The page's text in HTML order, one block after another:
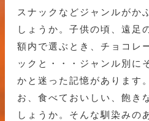
スナックなどジャンルがか
しょうか。子供の頃、遠足
額内で選ぶとき、チョコレ
ックと・・・ジャンル別に
かと迷った記憶があります
お、食べておいしい、飽き
しょうか。そんな馴染みの